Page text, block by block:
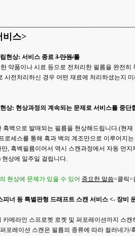
비스>
현상: 서비스 종료 3 만원/롤
약품이나 시료 등으로 전처리한 필름을 완전히
사전처리하신 경우 어떤 재료에 처리하셨는지
상: 현상과정의 계속되는 문제로 서비스를 중단
흑백으로 발매되는 필름을 현상해드립니다.(현재
로세스를 통해 흑과 백의 계조만으로 이루어지
, 흑백필름이어서 역시 스캔과정에서 자동 먼
현상에 일주일 걸립니다.
현상에 문제가 있을 수 있어 중요한 말씀<클릭>
피너 등 특별판형 드래프트 스캔 서비스 <- 장비
카메라인 스프로켓 로켓 및 퍼포레이션까지 스
포레이션 스캔은 필름의 종류에 따라 컬러네가/